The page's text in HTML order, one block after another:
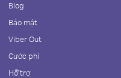
Blog
Bảo mật
Viber Out
Cước phí
Hỗ trợ